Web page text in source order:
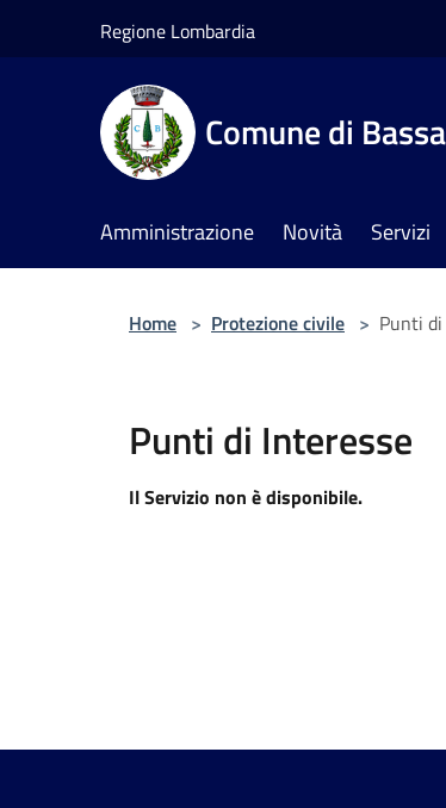
Regione Lombardia
Comune di
Amministrazione Novità Servizi
Home > Protezione civile > Punti
Punti di Interesse
Il Servizio non è disponibile.